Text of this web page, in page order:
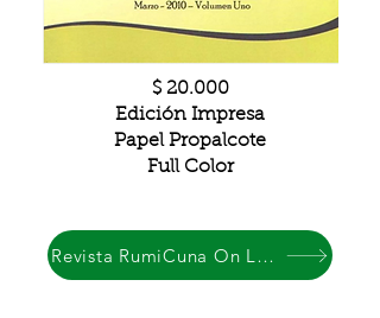
$ 20.000
Edición Impresa
Papel Propalcote
Full Color
Revista RumiCuna On Line